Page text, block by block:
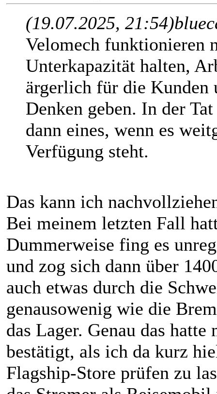
(19.07.2025, 21:54)
Velomech funktionieren
Unterkapazität halten,
ärgerlich für die Kunden
Denken geben. In der
dann eines, wenn es
Verfügung steht.
Das kann ich
Bei meinem letzten Fall
Dummerweise fing es
und zog sich dann über
auch etwas durch die
genausowenig wie die
das Lager. Genau das
bestätigt, als ich da kurz
Flagship-Store prüfen zu